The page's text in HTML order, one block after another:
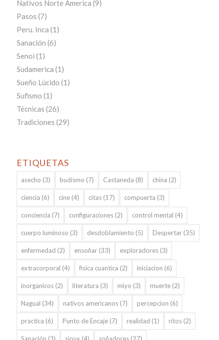
Nativos Norte America (9)
Pasos (7)
Peru. Inca (1)
Sanación (6)
Senoi (1)
Sudamerica (1)
Sueño Lúcido (1)
Sufismo (1)
Técnicas (26)
Tradiciones (29)
ETIQUETAS
acecho (3) budismo (7) Castaneda (8) china (2)
ciencia (6) cine(4) citas(17) compuerta (3)
conciencia (7) configuraciones(2) control mental (4)
cuerpo luminoso (3) desdoblamiento (5) Despertar(35)
enfermedad (2) ensoñar(33) exploradores(3)
extracorporal (4) fisica cuantica (2) iniciacion (6)
inorganicos(2) literatura (3) miyo (3) muerte(2)
Nagual (34) nativos americanos(7) percepcion (6)
practica (6) Punto de Encaje(7) realidad (1) ritos(2)